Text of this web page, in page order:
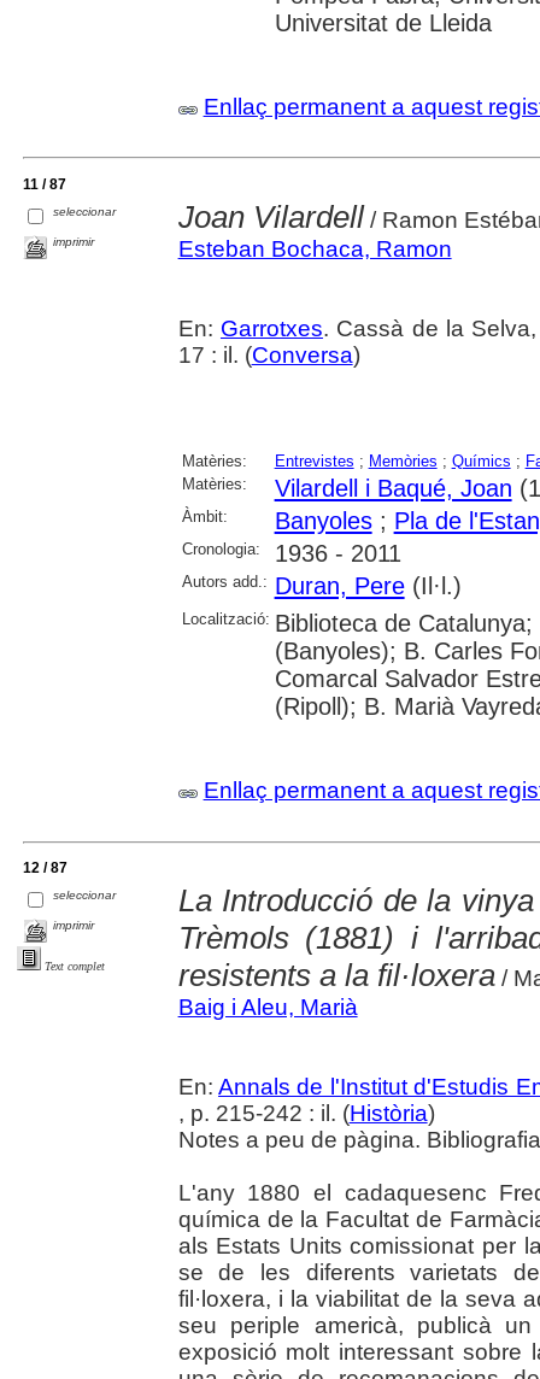
Universitat de Lleida
Enllaç permanent a aquest
11 / 87
seleccionar
imprimir
Joan Vilardell/ Ramon
Esteban Bochaca, Ramon
En: Garrotxes. Cassà de la
17 : il. (Conversa)
Matèries: Entrevistes ; Memòries ; Químics ;
Matèries:
Vilardell i Baqué, Joan
Àmbit: Banyoles; Pla de
Cronologia: 1936 - 2011
Autors add.: Duran, Pere(Il·l.)
Localització: Biblioteca de
(Banyoles); B. Carles
Comarcal Salvador
(Ripoll); B. Marià
Enllaç permanent a aquest
12 / 87
seleccionar
imprimir
Text complet
La Introducció de la
Trèmols (1881) i
resistents a la fil·loxera/
Baig i Aleu, Marià
En:Annals de l'Institut d'Estudis
, p. 215-242 : il. (Història)
Notes a peu de pàgina.
L'any 1880 el cadaquesenc
química de la Facultat de
als Estats Units comissionat per
se de les diferents varietats
fil·loxera, i la viabilitat de la seva
seu periple americà, publicà
exposició molt interessant sobre